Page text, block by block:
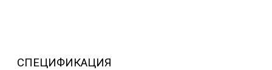
СПЕЦИФИКАЦИЯ